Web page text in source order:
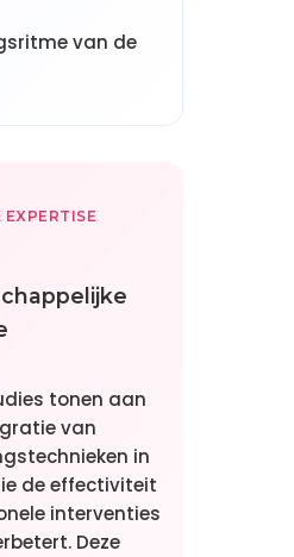
van de
EXPERTISE
tonen aan
van
in
de effectiviteit
interventies
Deze